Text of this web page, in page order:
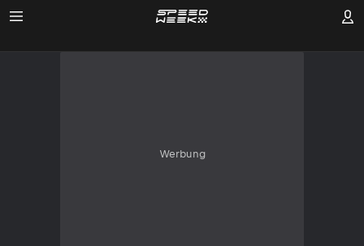
Werbung